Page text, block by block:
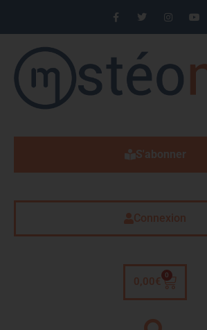
S'abonner
Connexion
0,00 €
0